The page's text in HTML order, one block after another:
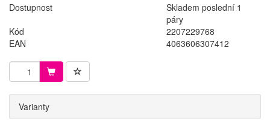
Dostupnost
Skladem poslední 1
páry
Kód
2207229768
EAN
4063606307412
Varianty